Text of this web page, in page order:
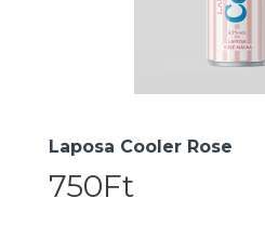
Laposa Cooler Rose
750Ft